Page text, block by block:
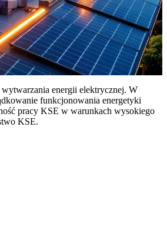
wytwarzania energii elektrycznej. W
funkcjonowania energetyki
pracy KSE w warunkach wysokiego
KSE.